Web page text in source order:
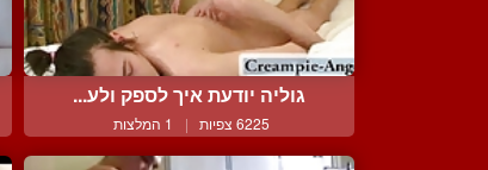
גוליה יודעת איך לספק ולע...
6225 צפיות | 1 המלצות